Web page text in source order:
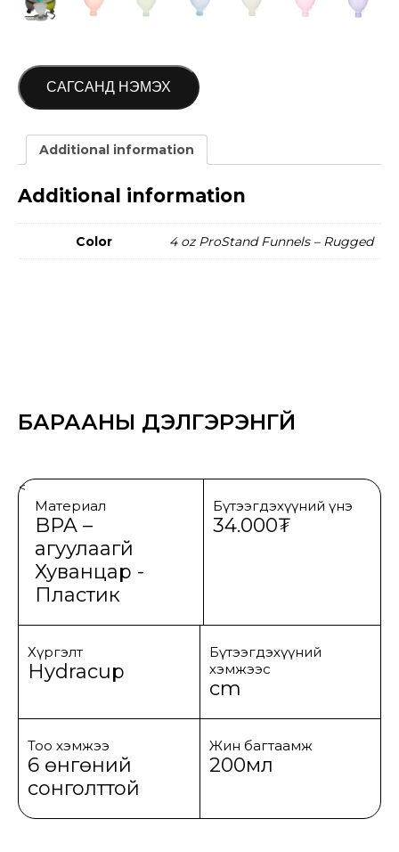
САГСАНД НЭМЭХ
Additional information
Additional information
Color 4 oz ProStand Funnels – Rugged
БАРААНЫ ДЭЛГЭРЭНГҮЙ
<
Материал
BPA –
агуулаагүй
Хуванцар -
Пластик
Бүтээгдэхүүний үнэ
34.000₮
Хүргэлт
Hydracup
Бүтээгдэхүүний
хэмжээс
cm
Тоо хэмжээ
6 өнгөний
сонголттой
Жин багтаамж
200мл